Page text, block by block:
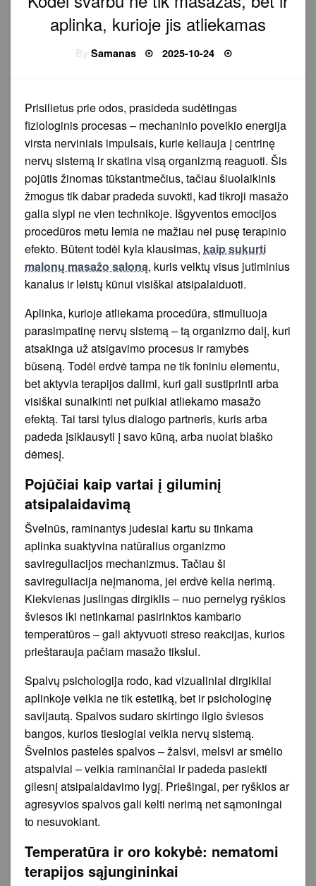
aplinka, kurioje jis atliekamas
Samanas Posted
2025-10-24
Prisilietus prie odos, prasideda sudėtingas
fiziologinis procesas – mechaninio poveikio energija
virsta nerviniais impulsais, kurie keliauja į centrinę
nervų sistemą ir skatina visą organizmą reaguoti. Šis
pojūtis žinomas tūkstantmečius, tačiau šiuolaikinis
žmogus tik dabar pradeda suvokti, kad tikroji masažo
galia slypi ne vien technikoje. Išgyventos emocijos
procedūros metu lemia ne mažiau nei pusę terapinio
efekto. Būtent todėl kyla klausimas, kaip sukurti
malonų masažo saloną, kuris veiktų visus jutiminius
kanalus ir leistų kūnui visiškai atsipalaiduoti.
Aplinka, kurioje atliekama procedūra, stimuliuoja
parasimpatinę nervų sistemą – tą organizmo dalį, kuri
atsakinga už atsigavimo procesus ir ramybės
būseną. Todėl erdvė tampa ne tik foniniu elementu,
bet aktyvia terapijos dalimi, kuri gali sustiprinti arba
visiškai sunaikinti net puikiai atliekamo masažo
efektą. Tai tarsi tylus dialogo partneris, kuris arba
padeda įsiklausyti į savo kūną, arba nuolat blaško
dėmesį.
Pojūčiai kaip vartai į giluminį
atsipalaidavimą
Švelnūs, raminantys judesiai kartu su tinkama
aplinka suaktyvina natūralius organizmo
savireguliacijos mechanizmus. Tačiau ši
savireguliacija neįmanoma, jei erdvė kelia nerimą.
Kiekvienas juslingas dirgiklis – nuo pernelyg ryškios
šviesos iki netinkamai pasirinktos kambario
temperatūros – gali aktyvuoti streso reakcijas, kurios
prieštarauja pačiam masažo tikslui.
Spalvų psichologija rodo, kad vizualiniai dirgikliai
aplinkoje veikia ne tik estetiką, bet ir psichologinę
savijautą. Spalvos sudaro skirtingo ilgio šviesos
bangos, kurios tiesiogiai veikia nervų sistemą.
Švelnios pastelės spalvos – žalsvi, melsvi ar smėlio
atspalviai – veikia raminančiai ir padeda pasiekti
gilesnį atsipalaidavimo lygį. Priešingai, per ryškios ar
agresyvios spalvos gali kelti nerimą net sąmoningai
to nesuvokiant.
Temperatūra ir oro kokybė: nematomi
terapijos sąjungininkai